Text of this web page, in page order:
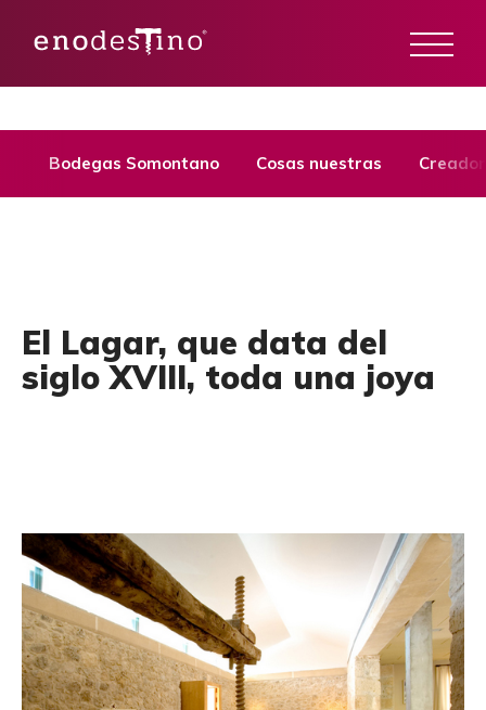
Bodegas Somontano Cosas nuestras
El Lagar, que data del
siglo XVIII, toda una joya